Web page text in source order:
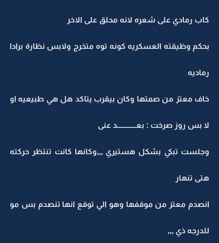
كاب رمادي على شعره لانه محلق على الاخر
بحكم وظيقته العسكريه كونه توه متخرج ولابس نظارة برادا
رماديه
خاف معتز من صمتها وكان بيقرب يتاكد هل هي طبيعيه او
لا بس روز صرخت : بعـــــــــــــد عنى
وجلست تبكي بشكل هستيري ,,,وكانها كانت تنتظر حركته
هتى تنهار
انصدم معتز من موقفها وهو الي توقع انها تنصدم بس مو
للدرجه ذي ,,,